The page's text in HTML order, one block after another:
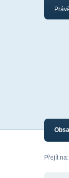
Přejít na: